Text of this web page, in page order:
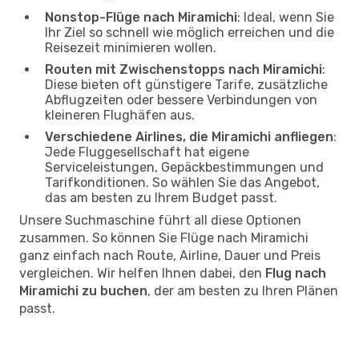
Nonstop-Flüge nach Miramichi: Ideal, wenn Sie
Ihr Ziel so schnell wie möglich erreichen und die
Reisezeit minimieren wollen.
Routen mit Zwischenstopps nach Miramichi:
Diese bieten oft günstigere Tarife, zusätzliche
Abflugzeiten oder bessere Verbindungen von
kleineren Flughäfen aus.
Verschiedene Airlines, die Miramichi anfliegen:
Jede Fluggesellschaft hat eigene
Serviceleistungen, Gepäckbestimmungen und
Tarifkonditionen. So wählen Sie das Angebot,
das am besten zu Ihrem Budget passt.
Unsere Suchmaschine führt all diese Optionen
zusammen. So können Sie Flüge nach Miramichi
ganz einfach nach Route, Airline, Dauer und Preis
vergleichen. Wir helfen Ihnen dabei, den Flug nach
Miramichi zu buchen, der am besten zu Ihren Plänen
passt.